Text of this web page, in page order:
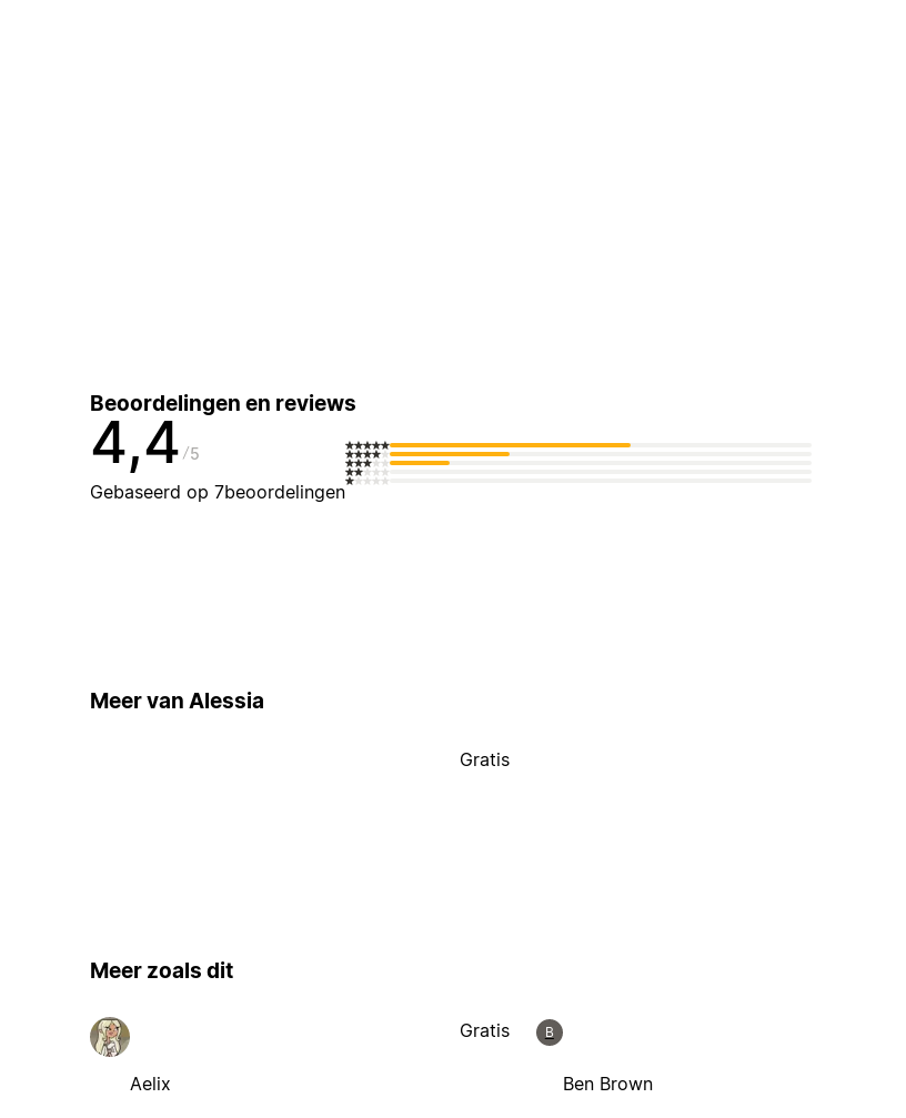
Beoordelingen en reviews
4,4 5
Gebaseerd op 7beoordelingen
Meer van Alessia
Gratis
Meer zoals dit
Aelix
Gratis B
Ben Brown